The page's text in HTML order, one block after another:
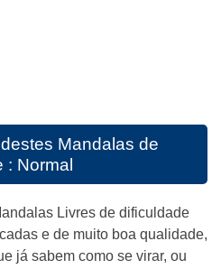
Mandalas de
Normal
Livres de dificuldade
e de muito boa qualidade,
já sabem como se virar, ou